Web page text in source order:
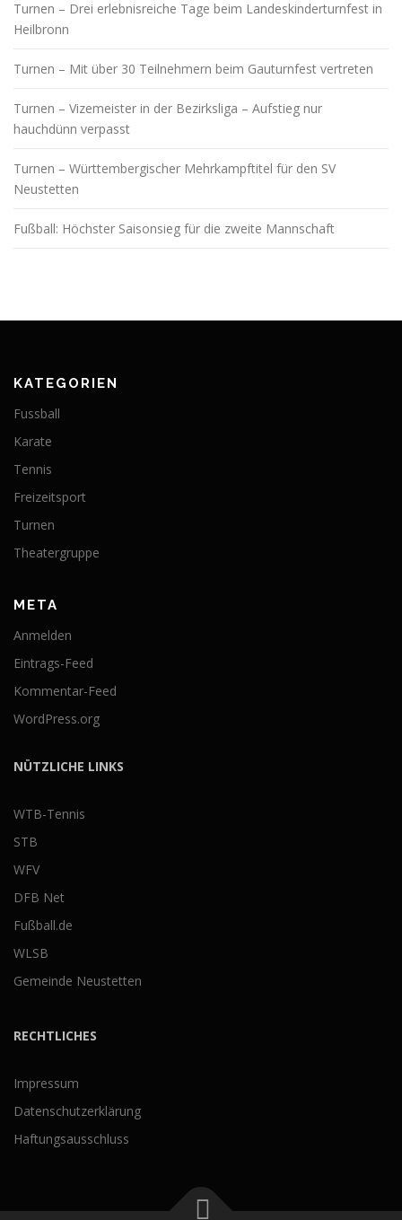
Turnen – Drei erlebnisreiche Tage beim Landeskinderturnfest in
Heilbronn
Turnen – Mit über 30 Teilnehmern beim Gauturnfest vertreten
Turnen – Vizemeister in der Bezirksliga – Aufstieg nur
hauchdünn verpasst
Turnen – Württembergischer Mehrkampftitel für den SV
Neustetten
Fußball: Höchster Saisonsieg für die zweite Mannschaft
KATEGORIEN
Fussball
Karate
Tennis
Freizeitsport
Turnen
Theatergruppe
META
Anmelden
Eintrags-Feed
Kommentar-Feed
WordPress.org
NÜTZLICHE LINKS
WTB-Tennis
STB
WFV
DFB Net
Fußball.de
WLSB
Gemeinde Neustetten
RECHTLICHES
Impressum
Datenschutzerklärung
Haftungsausschluss